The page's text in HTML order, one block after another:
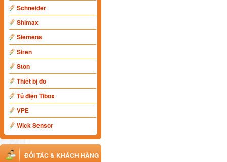
Schneider
Shimax
Siemens
Siren
Ston
Thiết bị đo
Tủ điện Tibox
VPE
Wick Sensor
ĐỐI TÁC & KHÁCH HÀNG